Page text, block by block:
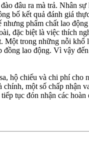
đâu ra mà trả. Nhân
bố kết quả đánh giá
phẩm chất lao
đặc biệt là việc thích
trong những nỗi khổ
lao động. Vì vậy
hộ chiếu và chi phí
một số chấp nhận
tục đón nhận các